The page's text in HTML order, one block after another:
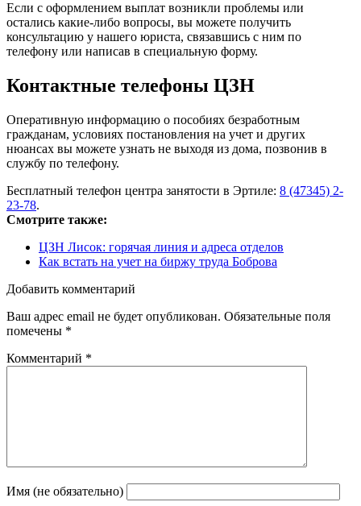
Если с оформлением выплат возникли проблемы или
остались какие-либо вопросы, вы можете получить
консультацию у нашего юриста, связавшись с ним по
телефону или написав в специальную форму.
Контактные телефоны ЦЗН
Оперативную информацию о пособиях безработным
гражданам, условиях постановления на учет и других
нюансах вы можете узнать не выходя из дома, позвонив в
службу по телефону.
Бесплатный телефон центра занятости в Эртиле: 8 (47345) 2-
23-78.
Смотрите также:
ЦЗН Лисок: горячая линия и адреса отделов
Как встать на учет на биржу труда Боброва
Добавить комментарий
Ваш адрес email не будет опубликован. Обязательные поля
помечены *
Комментарий *
Имя (не обязательно)